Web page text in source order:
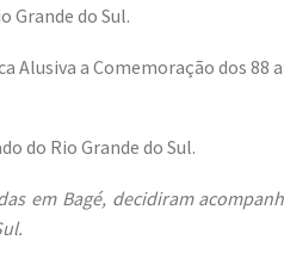
Grande do Sul.
a Comemoração dos 88
do Rio Grande do Sul.
em Bagé, decidiram